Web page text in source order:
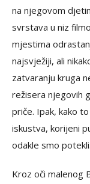
na njegovom
svrstava u niz
mjestima
najsvježiji, ali
zatvaranju kruga
režisera njegovih
priče. Ipak, kako
iskustva, korijeni
odakle smo potekli.
Kroz oči malenog